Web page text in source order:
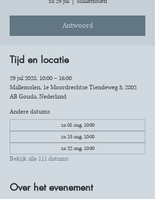
Antwoord
Tijd en locatie
29 jul 2028, 10:00 – 16:00
Mallemolen, 1e Moordrechtse Tiendeweg 3, 2802
AB Gouda, Nederland
Andere datums
za 08 aug, 10:00
za 15 aug, 10:00
za 22 aug, 10:00
Bekijk alle 111 datums
Over het evenement